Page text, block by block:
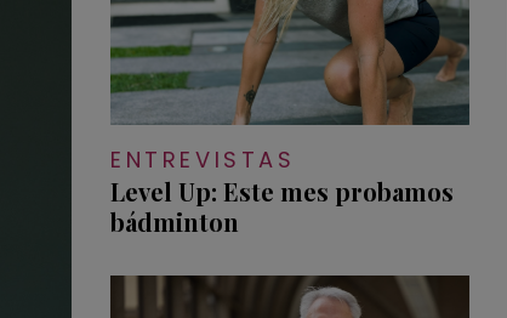
ENTREVISTAS
Level Up: Este mes probamos
bádminton